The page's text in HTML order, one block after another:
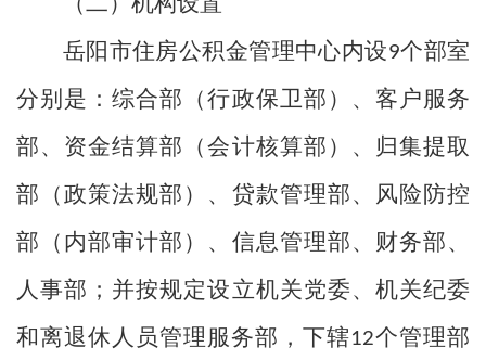
岳阳市住房公积金管理中心内设9个部室
分别是：综合部（行政保卫部）、客户服务
部、资金结算部（会计核算部）、归集提取
部（政策法规部）、贷款管理部、风险防控
部（内部审计部）、信息管理部、财务部、
人事部；并按规定设立机关党委、机关纪委
和离退休人员管理服务部，下辖12个管理部